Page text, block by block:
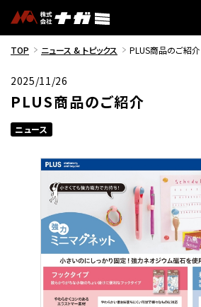
TOP ニュース & トピックス PLUS商品のご紹介
2025/11/26
PLUS商品のご紹介
ニュース